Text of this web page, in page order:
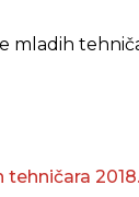
mladih
2018.